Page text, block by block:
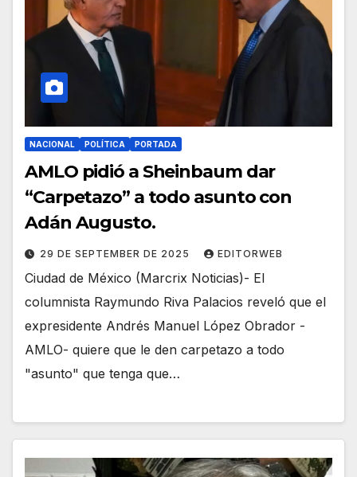
NACIONAL POLÍTICA PORTADA
AMLO pidió a Sheinbaum dar
“Carpetazo” a todo asunto con
Adán Augusto.
29 DE SEPTEMBER DE 2025 EDITORWEB
Ciudad de México (Marcrix Noticias)- El
columnista Raymundo Riva Palacios reveló que el
expresidente Andrés Manuel López Obrador -
AMLO- quiere que le den carpetazo a todo
"asunto" que tenga que…